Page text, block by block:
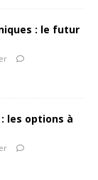
: le futur
les options à